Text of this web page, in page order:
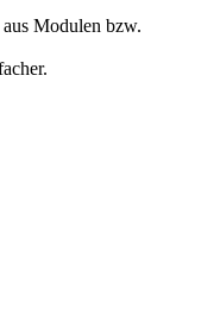
Modulen bzw.